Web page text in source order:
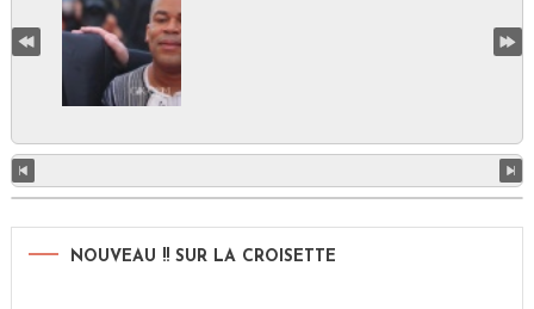
NOUVEAU !! SUR LA CROISETTE